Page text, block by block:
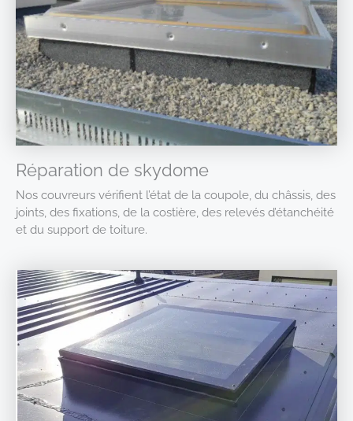
Réparation de skydome
Nos couvreurs vérifient l’état de la coupole, du châssis, des
joints, des fixations, de la costière, des relevés d’étanchéité
et du support de toiture.